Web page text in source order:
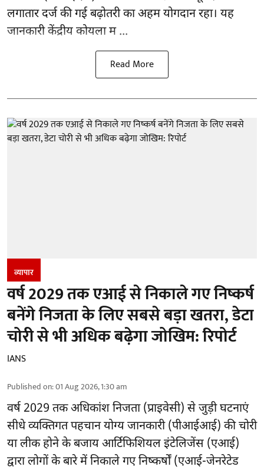
लगातार दर्ज की गई बढ़ोतरी का अहम योगदान रहा। यह
जानकारी केंद्रीय कोयला म ...
Read More
व्यापार
वर्ष 2029 तक एआई से निकाले गए निष्कर्ष
बनेंगे निजता के लिए सबसे बड़ा खतरा, डेटा
चोरी से भी अधिक बढ़ेगा जोखिम: रिपोर्ट
IANS
Published on:01 Aug 2026, 1:30 am
वर्ष 2029 तक अधिकांश निजता (प्राइवेसी) से जुड़ी घटनाएं
सीधे व्यक्तिगत पहचान योग्य जानकारी (पीआईआई) की चोरी
या लीक होने के बजाय आर्टिफिशियल इंटेलिजेंस (एआई)
द्वारा लोगों के बारे में निकाले गए निष्कर्षों (एआई-जेनरेटेड